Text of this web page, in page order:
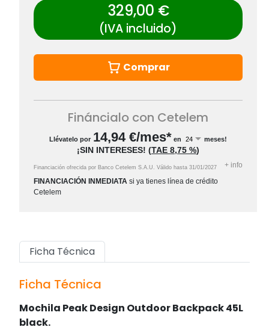
329,00 €
(IVA incluido)
Comprar
Fináncialo con Cetelem
Llévatelo por 14,94€/mes* en meses!
¡SIN INTERESES! (TAE 8,75 %)
Financiación ofrecida por Banco Cetelem S.A.U. Válido hasta 31/01/2027 + info
FINANCIACIÓN INMEDIATA si ya tienes línea de crédito
Cetelem
Ficha Técnica
Ficha Técnica
Mochila Peak Design Outdoor Backpack 45L
black.